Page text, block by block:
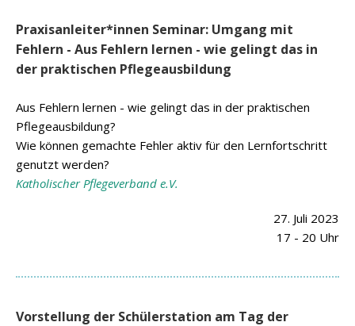
Praxisanleiter*innen Seminar: Umgang mit
Fehlern - Aus Fehlern lernen - wie gelingt das in
der praktischen Pflegeausbildung
Aus Fehlern lernen - wie gelingt das in der praktischen
Pflegeausbildung?
Wie können gemachte Fehler aktiv für den Lernfortschritt
genutzt werden?
Katholischer Pflegeverband e.V.
27. Juli 2023
17 - 20 Uhr
Vorstellung der Schülerstation am Tag der